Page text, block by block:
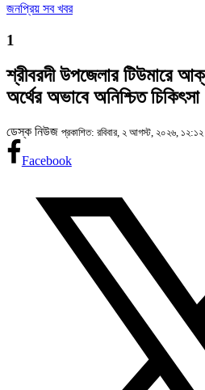
জনপ্রিয় সব খবর
1
শ্রীবরদী উপজেলার টিউমারে
অর্থের অভাবে অনিশ্চিত চিকিৎসা
ডেস্ক নিউজ প্রকাশিত: রবিবার, ২ আগস্ট, ২০২৬,
Facebook